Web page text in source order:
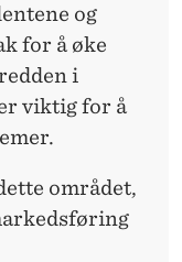
og
for å øke
i
viktig for å
området,